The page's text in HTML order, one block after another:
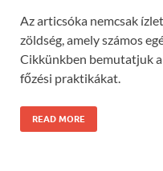
Az articsóka nemcsak
zöldség, amely számos
Cikkünkben bemutatjuk
főzési praktikákat.
READ MORE